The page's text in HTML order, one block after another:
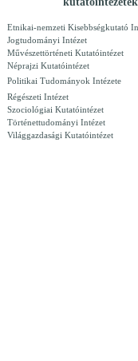
Etnikai-nemzeti Kisebbségkutató
Jogtudományi Intézet
Művészettörténeti Kutatóintézet
Néprajzi Kutatóintézet
Politikai Tudományok Intézete
Régészeti Intézet
Szociológiai Kutatóintézet
Történettudományi Intézet
Világgazdasági Kutatóintézet